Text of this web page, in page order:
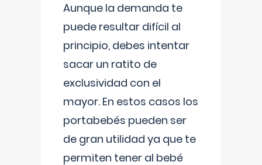
Aunque la demanda te
puede resultar difícil al
principio, debes intentar
sacar un ratito de
exclusividad con el
mayor. En estos casos los
portabebés pueden ser
de gran utilidad ya que te
permiten tener al bebé